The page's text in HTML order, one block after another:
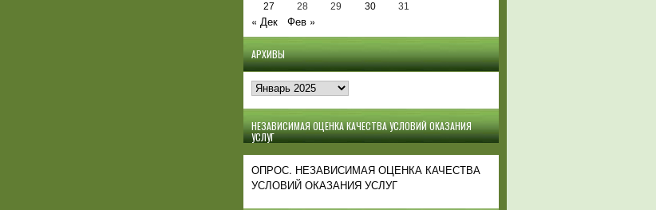
27
28 29 30 31
« Дек Фев »
АРХИВЫ
Архивы
НЕЗАВИСИМАЯ ОЦЕНКА КАЧЕСТВА УСЛОВИЙ ОКАЗАНИЯ
УСЛУГ
ОПРОС. НЕЗАВИСИМАЯ ОЦЕНКА КАЧЕСТВА
УСЛОВИЙ ОКАЗАНИЯ УСЛУГ